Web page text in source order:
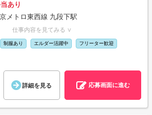
あり
メトロ東西線 九段下駅
仕事内容を見てみる ∨
制服あり エルダー活躍中 フリーター歓迎
詳細を見る 応募画面に進む